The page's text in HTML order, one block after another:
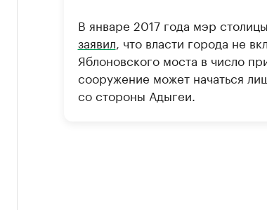
В январе 2017 года мэр
заявил , что власти города не
Яблоновского моста в число
сооружение может начаться
со стороны Адыгеи.